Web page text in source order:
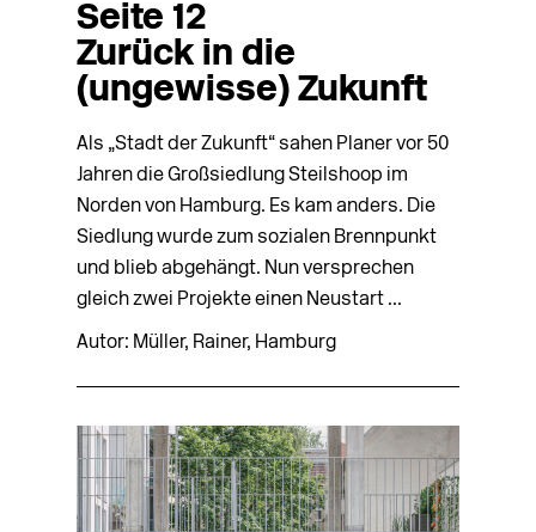
Seite 12
Zurück in die
(ungewisse) Zukunft
Als „Stadt der Zukunft“ sahen Planer vor 50
Jahren die Großsiedlung Steilshoop im
Norden von Hamburg. Es kam anders. Die
Siedlung wurde zum sozialen Brennpunkt
und blieb abgehängt. Nun versprechen
gleich zwei Projekte einen Neustart ...
Autor: Müller, Rainer, Hamburg